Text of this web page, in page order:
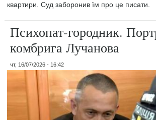
квартири. Суд заборонив їм про це писати.
Психопат-городник.
комбрига Лучанова
чт, 16/07/2026 - 16:42